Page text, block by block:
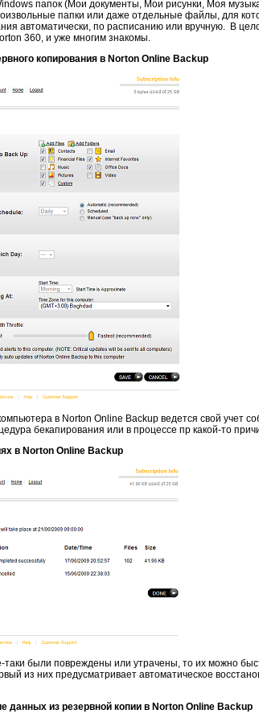
папок (Мои документы, Мои рисунки, Моя
папки или даже отдельные файлы, для
автоматически, по расписанию или вручную. В
360, и уже многим знакомы.
копирования в Norton Online Backup
в Norton Online Backup ведется свой учет
бекапирования или в процессе пр какой-то
в Norton Online Backup
были повреждены или утрачены, то их можно
из них предусматривает автоматическое
данных из резервной копии в Norton Online Backup